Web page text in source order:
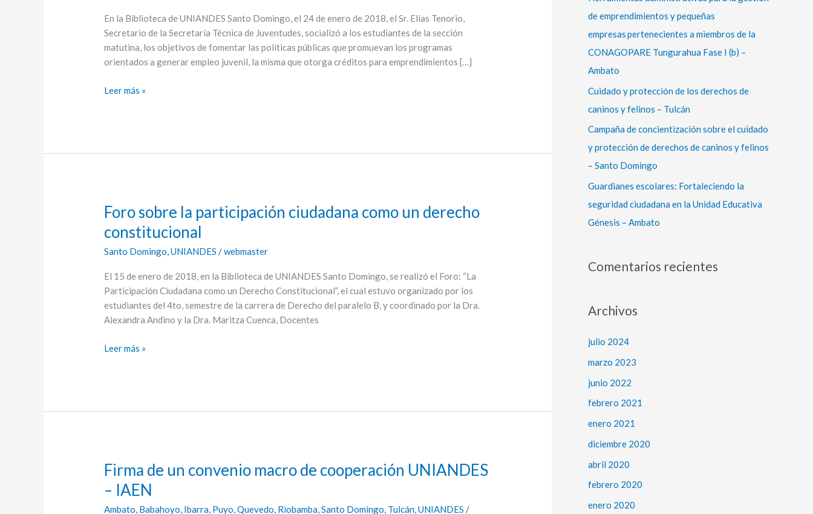
En la Biblioteca de UNIANDES Santo Domingo, el 24 de enero de 2018, el Sr. Elías Tenorio,
Secretario de la Secretaría Técnica de Juventudes, socializó a los estudiantes de la sección
matutina, los objetivos de fomentar las políticas públicas que promuevan los programas
orientados a generar empleo juvenil, la misma que otorga créditos para emprendimientos […]
públicas
Leer más »
Foro sobre la participación ciudadana como un derecho
constitucional
Santo Domingo,UNIANDES /webmaster
El 15 de enero de 2018, en la Biblioteca de UNIANDES Santo Domingo, se realizó el Foro: “La
Participación Ciudadana como un Derecho Constitucional”, el cual estuvo organizado por los
estudiantes del 4to, semestre de la carrera de Derecho del paralelo B, y coordinado por la Dra.
Alexandra Andino y la Dra. Maritza Cuenca, Docentes
Foro
la
participación
como
un
derecho
constitucional
Leer más »
Firma de un convenio macro de cooperación UNIANDES
– IAEN
Ambato, Babahoyo, Ibarra, Puyo,Quevedo, Riobamba,Santo Domingo, Tulcán,UNIANDES /
Firma
convenio
de emprendimientos y pequeñas
empresas pertenecientes a miembros de la
CONAGOPARE Tungurahua Fase I (b) –
Ambato
Cuidado y protección de los derechos de
caninos y felinos – Tulcán
Campaña de concientización sobre el cuidado
y protección de derechos de caninos y felinos
– Santo Domingo
Guardianes escolares: Fortaleciendo la
seguridad ciudadana en la Unidad Educativa
Génesis – Ambato
Comentarios recientes
Archivos
julio 2024
marzo 2023
junio 2022
febrero 2021
enero 2021
diciembre 2020
abril 2020
febrero 2020
enero 2020